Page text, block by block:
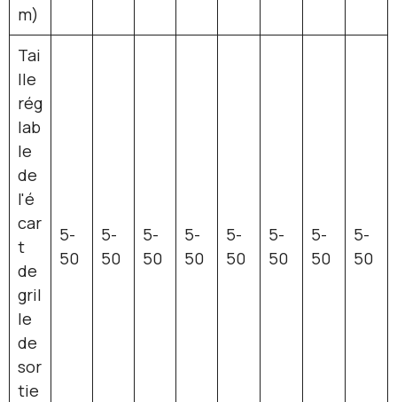
m)
Tai
lle
rég
lab
le
de
l'é
car
t
de
gril
le
de
sor
tie
5-
50
5-
50
5-
50
5-
50
5-
50
5-
50
5-
50
5-
50